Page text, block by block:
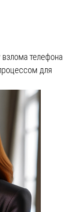
взлома телефона
для